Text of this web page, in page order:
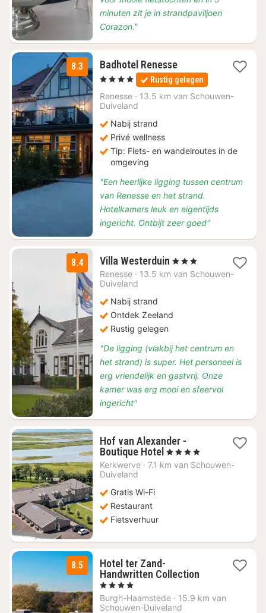
minuten zit je in strandpaviljoen
Corazon."
8.3 Badhotel Renesse2
nachten
vanaf
€
, 4 Sterren Rustig gelegen
Renesse · 13.5 km van Schouwen-
Duiveland
Nabij strand
Privé wellness
Tip: Fiets- en wandelroutes in de
omgeving
"Een heerlijke ligging tussen centrum
van Renesse en het strand.
Hotelkamers leuk en eigentijds
ingericht. Ontbijt zeer goed"
8.4 Villa Westerduin 2
nachten
, 3 Sterren
Renesse · 13.5 km van Schouwen-
Duiveland
Nabij strand
Ontdek Zeeland
Rustig gelegen
"De ligging (vlakbij het centrum en
het strand) is super. Het personeel is
erg vriendelijk en gastvrij. Onze
kamer was erg mooi en sfeervol
ingericht"
Hof van Alexander -
Boutique Hotel 2
nachten
, 4 Sterren
Kerkwerve · 7.1 km van Schouwen-
Duiveland
Gratis Wi-Fi
Restaurant
Fietsverhuur
8.5
Hotel ter Zand-
Handwritten Collection2
vanaf
, 4 Sterren
Burgh-Haamstede · 15.9 km van
Schouwen-Duiveland